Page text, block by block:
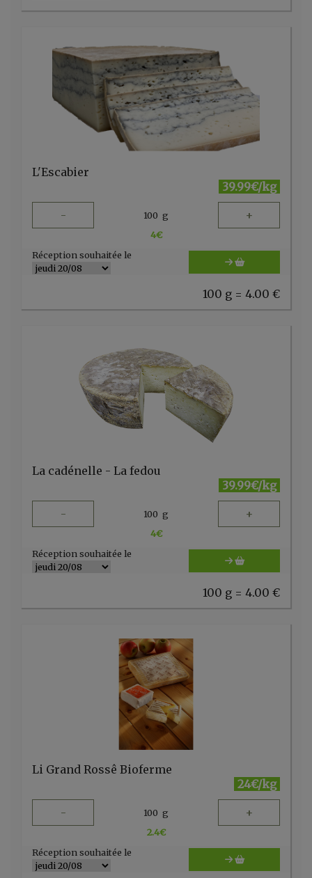
L'Escabier
39.99€/kg
- 100 g +
4€
Réception souhaitée le
100 g = 4.00 €
La cadénelle - La fedou
39.99€/kg
- 100 g +
4€
Réception souhaitée le
100 g = 4.00 €
Li Grand Rossê Bioferme
24€/kg
- 100 g +
2.4€
Réception souhaitée le